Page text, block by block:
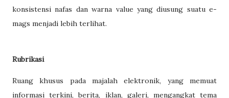
konsistensi nafas dan warna value yang diusung suatu e-
mags menjadi lebih terlihat.
Rubrikasi
Ruang khusus pada majalah elektronik, yang memuat
informasi terkini, berita, iklan, galeri, mengangkat tema